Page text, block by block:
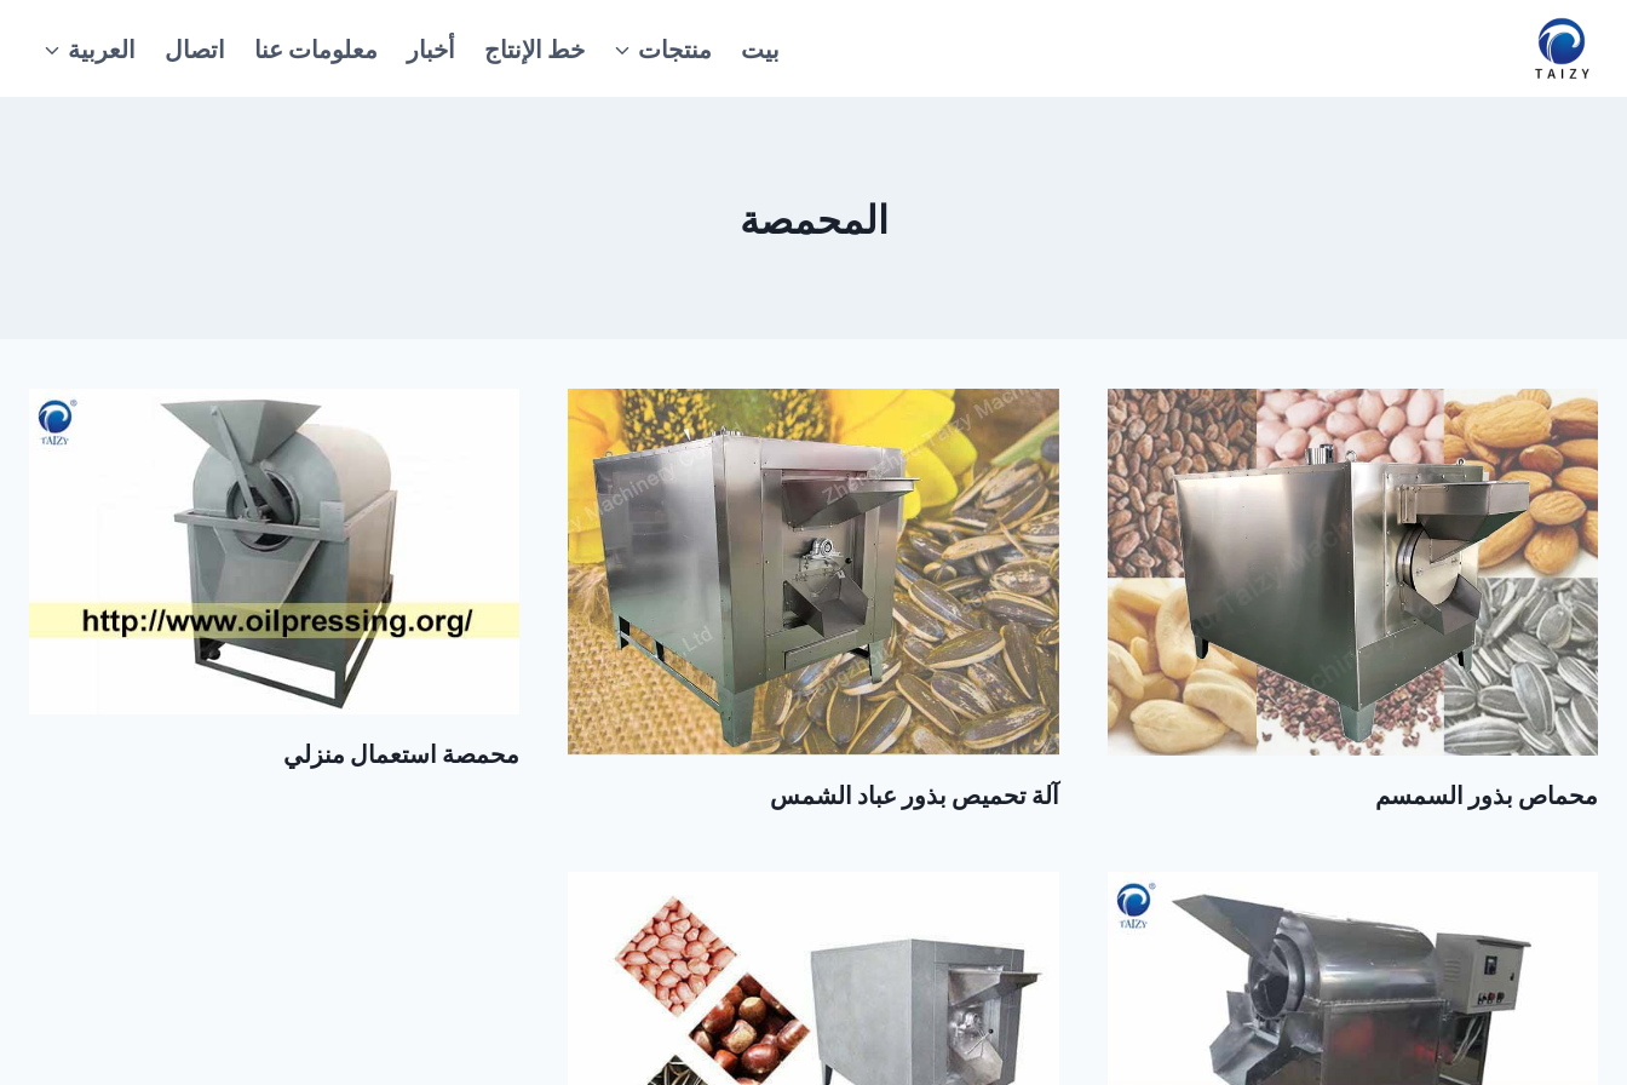
التجاوز
المحتوى
بيت منتجات خط الإنتاج أخبار معلومات عنا اتصال العربية
المحمصة
محماص بذور السمسم آلة تحميص بذور عباد الشمس
محمصة استعمال منزلي